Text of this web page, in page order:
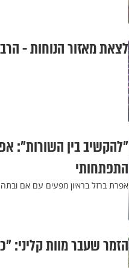
לצאת מאזור הנוחות -
"להקשיב בין השורות":
התפתחותי
אפרת ברזל בראיון מפעים עם אם
הזמר שעבר מוות קליני: